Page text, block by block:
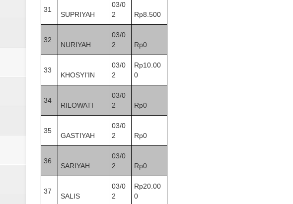
31
SUPRIYAH
03/0
2
Rp8.500
32
NURIYAH
03/0
2
Rp0
33
KHOSYI'IN
03/0
2
Rp10.00
0
34
RILOWATI
03/0
2
Rp0
35
GASTIYAH
03/0
2
Rp0
36
SARIYAH
03/0
2
Rp0
37
SALIS
03/0
2
Rp20.00
0